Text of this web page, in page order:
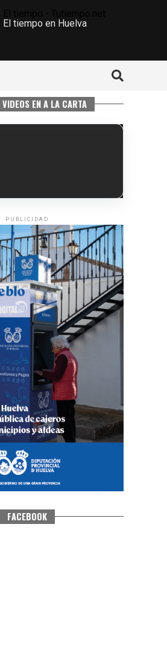
El tiempo en Huelva
EN A LA CARTA
FIESTAS COLOMBINAS
DE LAS FIESTAS
2026
PUBLICIDAD
FACEBOOK